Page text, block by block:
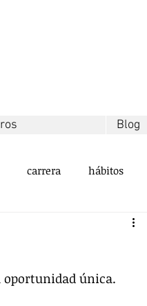
Blog
carrera hábitos
decisiones
mentalidad
oportunidad única.